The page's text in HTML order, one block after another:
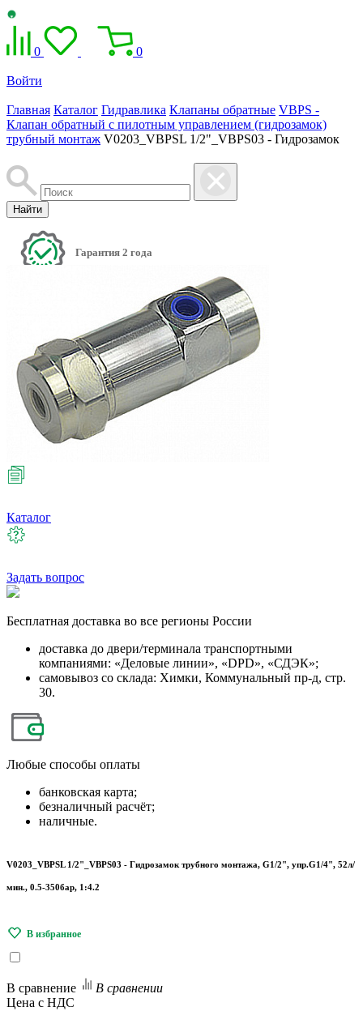
0 0
Войти
Главная Каталог Гидравлика Клапаны обратные VBPS -
Клапан обратный с пилотным управлением (гидрозамок)
трубный монтаж V0203_VBPSL 1/2"_VBPS03 - Гидрозамок
Найти
Гарантия 2 года
Каталог
Задать вопрос
Бесплатная доставка во все регионы России
доставка до двери/терминала транспортными
компаниями: «Деловые линии», «DPD», «СДЭК»;
самовывоз со склада: Химки, Коммунальный пр-д, стр.
30.
Любые способы оплаты
банковская карта;
безналичный расчёт;
наличные.
V0203_VBPSL 1/2"_VBPS03 - Гидрозамок трубного монтажа, G1/2", упр.G1/4", 52л/
мин., 0.5-350бар, 1:4.2
В сравнение
В сравнении
Цена с НДС